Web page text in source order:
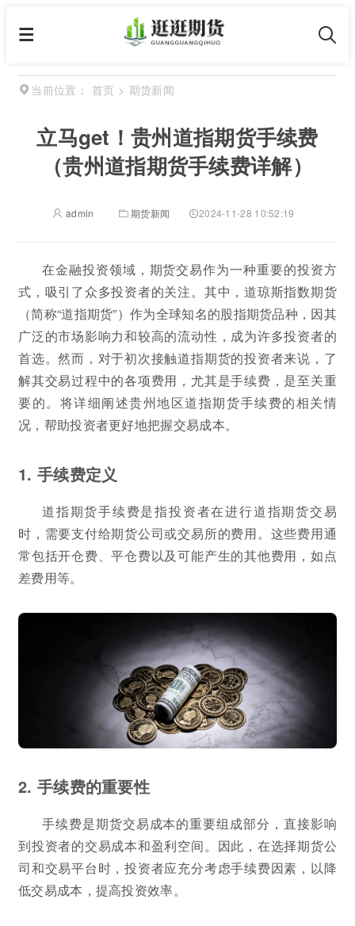
当前位置： 首页 > 期货新闻
立马get！贵州道指期货手续费
（贵州道指期货手续费详解）
admin 期货新闻 2024-11-28 10:52:19
在金融投资领域，期货交易作为一种重要的投资方
式，吸引了众多投资者的关注。其中，道琼斯指数期货
（简称“道指期货”）作为全球知名的股指期货品种，因其
广泛的市场影响力和较高的流动性，成为许多投资者的
首选。然而，对于初次接触道指期货的投资者来说，了
解其交易过程中的各项费用，尤其是手续费，是至关重
要的。将详细阐述贵州地区道指期货手续费的相关情
况，帮助投资者更好地把握交易成本。
1. 手续费定义
道指期货手续费是指投资者在进行道指期货交易
时，需要支付给期货公司或交易所的费用。这些费用通
常包括开仓费、平仓费以及可能产生的其他费用，如点
差费用等。
2. 手续费的重要性
手续费是期货交易成本的重要组成部分，直接影响
到投资者的交易成本和盈利空间。因此，在选择期货公
司和交易平台时，投资者应充分考虑手续费因素，以降
低交易成本，提高投资效率。